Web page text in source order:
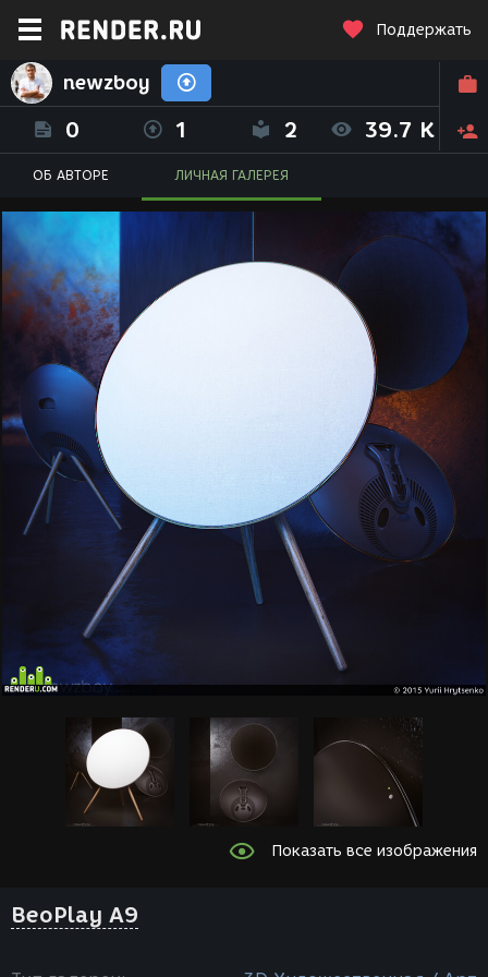
Поддержать
newzboy
0 1 2 39.7 K
ОБ АВТОРЕ ЛИЧНАЯ ГАЛЕРЕЯ
Показать все изображения
BeoPlay A9